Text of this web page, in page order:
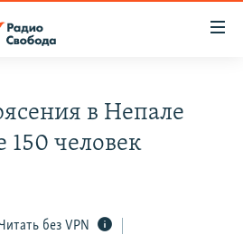
в Непале
150 человек
без VPN